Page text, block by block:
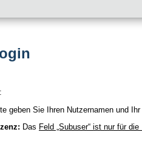
geben Sie Ihren Nutzernamen und
Das Feld „Subuser“ ist nur für die